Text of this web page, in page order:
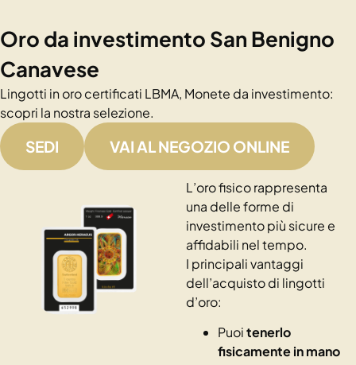
Oro da investimento San Benigno
Canavese
Lingotti in oro certificati LBMA, Monete da investimento:
scopri la nostra selezione.
SEDI VAI AL NEGOZIO ONLINE
L’oro fisico rappresenta
una delle forme di
investimento più sicure e
affidabili nel tempo.
I principali vantaggi
dell’acquisto di lingotti
d’oro:
Puoitenerlo
fisicamente in mano